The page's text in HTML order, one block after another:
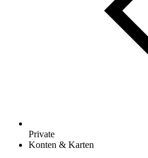
Private
Konten & Karten